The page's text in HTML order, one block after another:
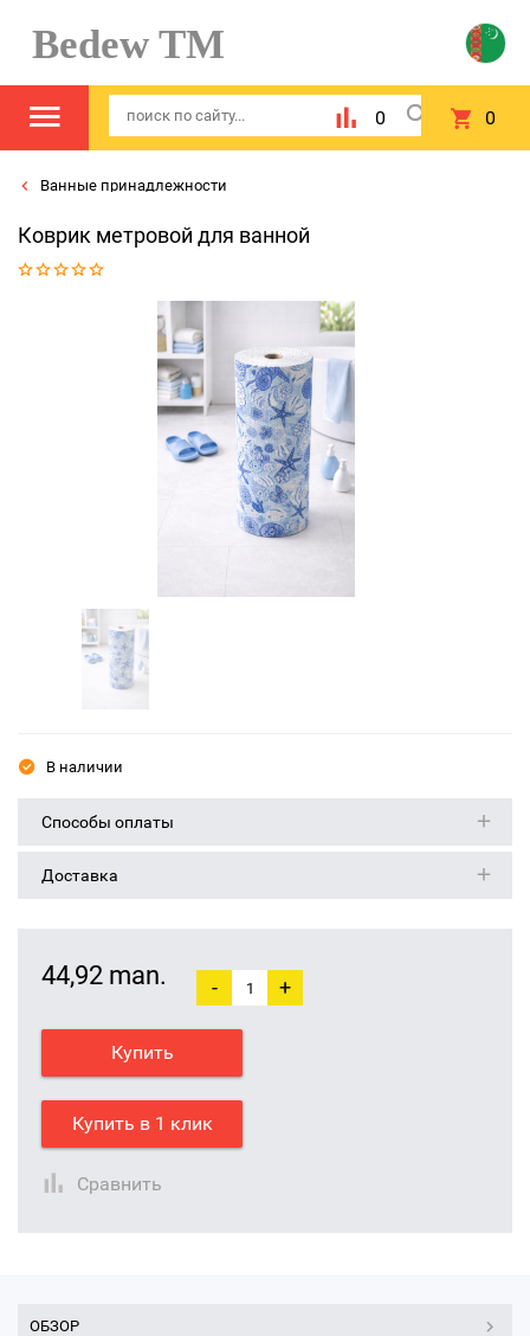
Bedew TM
0 0
Ванные принадлежности
Коврик метровой для ванной
В наличии
Способы оплаты
Доставка
44,92 man. - +
Купить
Купить в 1 клик
Сравнить
ОБЗОР